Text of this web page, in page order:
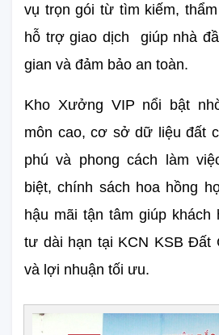
vụ trọn gói từ tìm kiếm,
hỗ trợ giao dịch  giúp nhà
gian và đảm bảo an toàn.
Kho Xưởng VIP nổi bật
môn cao, cơ sở dữ liệu đất
phú và phong cách làm
biệt, chính sách hoa hồng
hậu mãi tận tâm giúp khách
tư dài hạn tại KCN KSB Đất
và lợi nhuận tối ưu.